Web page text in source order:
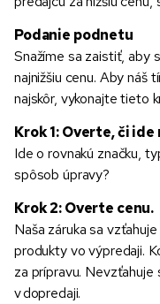
Podanie podnetu
Snažíme sa zaistiť, aby
najnižšiu cenu. Aby náš
najskôr, vykonajte tieto
Krok 1: Overte, či
Ide o rovnakú značku,
spôsob úpravy?
Krok 2: Overte cenu.
Naša záruka sa
produkty vo výpredaji.
za prípravu. Nevzťahuje
v dopredaji.